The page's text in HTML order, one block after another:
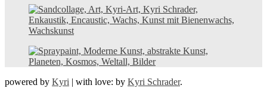
powered by Kyri | with love: by Kyri Schrader.